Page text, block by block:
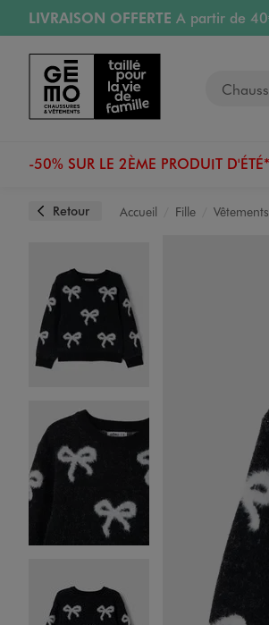
Aller au contenu principal
Aller à la navigation
LIVRAISON OFFERTE A partir de
RETRAIT ET LIVRAISON OFFERTE
RÉSERVATION GRATUITE
4h en
Retours OFFERTSpendant 30 jours
-50% SUR LE 2ÈME PRODUIT D'ÉTÉ*
Retour Accueil Fille Vêtements
Image 2 sur 3